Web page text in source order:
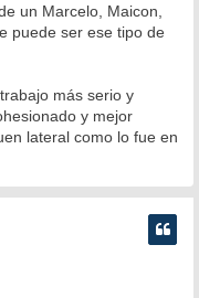
un Marcelo, Maicon,
puede ser ese tipo de
más serio y
y mejor
lateral como lo fue en